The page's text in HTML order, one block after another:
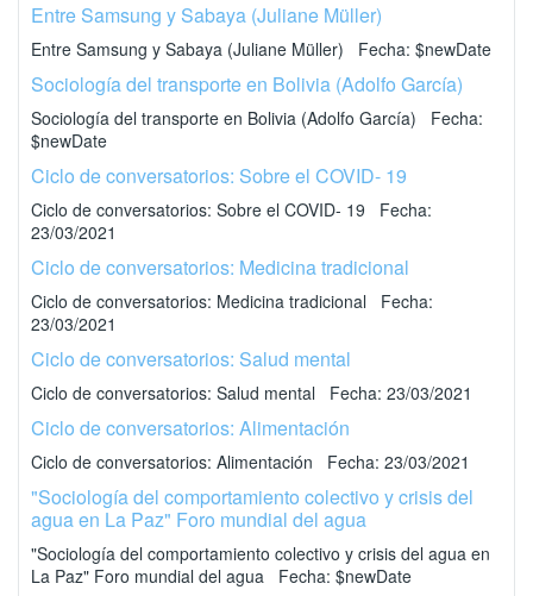
Entre Samsung y Sabaya (Juliane Müller)
Entre Samsung y Sabaya (Juliane Müller) Fecha: $newDate
Sociología del transporte en Bolivia (Adolfo García)
Sociología del transporte en Bolivia (Adolfo García) Fecha:
$newDate
Ciclo de conversatorios: Sobre el COVID- 19
Ciclo de conversatorios: Sobre el COVID- 19 Fecha:
23/03/2021
Ciclo de conversatorios: Medicina tradicional
Ciclo de conversatorios: Medicina tradicional Fecha:
23/03/2021
Ciclo de conversatorios: Salud mental
Ciclo de conversatorios: Salud mental Fecha: 23/03/2021
Ciclo de conversatorios: Alimentación
Ciclo de conversatorios: Alimentación Fecha: 23/03/2021
"Sociología del comportamiento colectivo y crisis del
agua en La Paz" Foro mundial del agua
"Sociología del comportamiento colectivo y crisis del agua en
La Paz" Foro mundial del agua Fecha: $newDate